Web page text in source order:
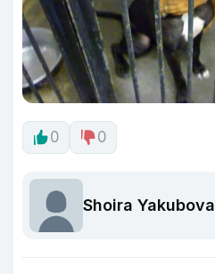
0 0
Shoira Yakubova